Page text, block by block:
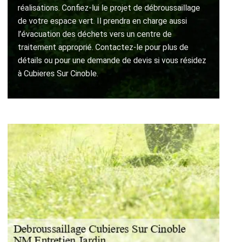
réalisations. Confiez-lui le projet de débroussaillage
de votre espace vert. Il prendra en charge aussi
l’évacuation des déchets vers un centre de
traitement approprié. Contactez-le pour plus de
détails ou pour une demande de devis si vous résidez
à Cubieres Sur Cinoble.